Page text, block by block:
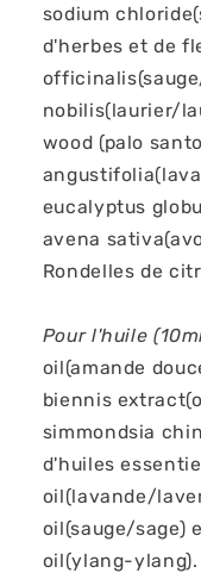
sodium
d'herbes et de
nobilis(laurier/
wood (palo
eucalyptus
avena
Rondelles de
Pour l'huile
oil(amande
biennis
simmondsia
d'huiles
oil(lavande/
oil(sauge/sage)
oil(ylang-ylang).